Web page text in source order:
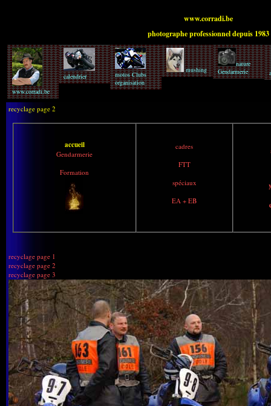
www.corradi.be
photographe professionnel depuis 1983
www.corradi.be
calendrier
motos Clubs
organisation
mushing
nature
Gendarmerie
recyclage page 2
accueil
Gendarmerie
Formation
cadres
FTT
spéciaux
EA + EB
recyclage page 1
recyclage page 2
recyclage page 3